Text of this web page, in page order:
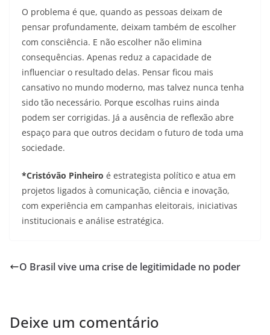
O problema é que, quando as pessoas deixam de
pensar profundamente, deixam também de escolher
com consciência. E não escolher não elimina
consequências. Apenas reduz a capacidade de
influenciar o resultado delas. Pensar ficou mais
cansativo no mundo moderno, mas talvez nunca tenha
sido tão necessário. Porque escolhas ruins ainda
podem ser corrigidas. Já a ausência de reflexão abre
espaço para que outros decidam o futuro de toda uma
sociedade.
*Cristóvão Pinheiro é estrategista político e atua em
projetos ligados à comunicação, ciência e inovação,
com experiência em campanhas eleitorais, iniciativas
institucionais e análise estratégica.
O Brasil vive uma crise de legitimidade no poder
Deixe um comentário